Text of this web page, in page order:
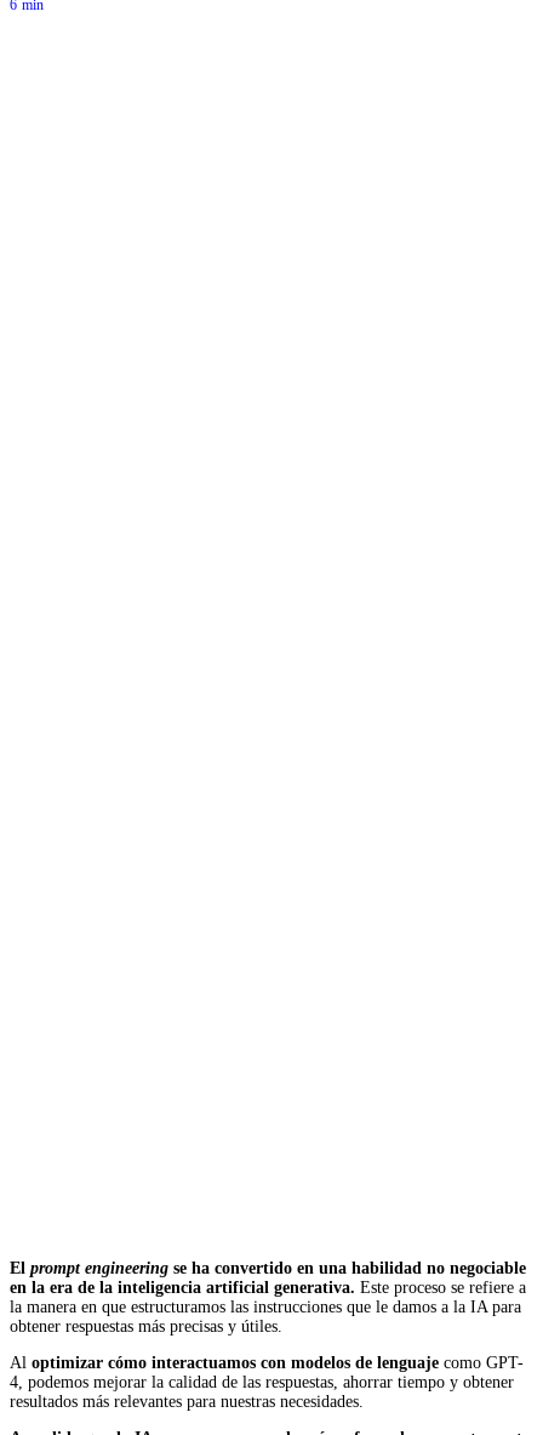
6 min
El prompt engineering se ha convertido en una habilidad no negociable
en la era de la inteligencia artificial generativa. Este proceso se refiere a
la manera en que estructuramos las instrucciones que le damos a la IA para
obtener respuestas más precisas y útiles.
Al optimizar cómo interactuamos con modelos de lenguaje como GPT-
4, podemos mejorar la calidad de las respuestas, ahorrar tiempo y obtener
resultados más relevantes para nuestras necesidades.